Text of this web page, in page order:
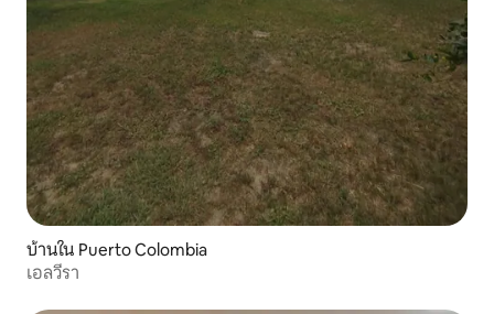
บ้านใน Puerto Colombia
เอลวีรา